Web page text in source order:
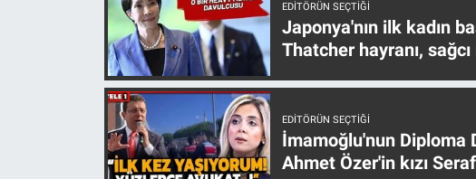
EDITÖRÜN SEÇTIĞI
Japonya'nın ilk kadın
Thatcher hayranı,
EDITÖRÜN SEÇTIĞI
İmamoğlu'nun Diploma
Ahmet Özer'in kızı